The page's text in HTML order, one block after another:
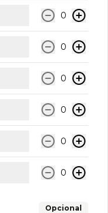
0
0
0
0
0
0
Opcional